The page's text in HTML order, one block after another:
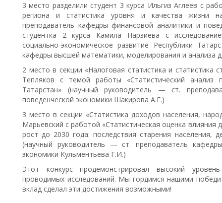
3 место разделили студент 3 курса Ильгиз Аглеев с
региона и статистика уровня и качества жизни
преподаватель кафедры финансовой аналитики и
студентка 2 курса Камила Нарзиева с
социально-экономическое развитие Республики
кафедры высшей математики, моделирования и анализа
2 место в секции «Налоговая статистика и статистика
Тепляков с темой работы «Статистический
Татарстан» (научный руководитель — ст.
поведенческой экономики Шакирова А.Г.)
3 место в секции «Статистика доходов населения,
Марьевский с работой «Статистическая оценка влияния
рост до 2030 года: последствия старения населения,
(научный руководитель — ст. преподаватель
экономики Кульментьева Г.И.)
Этот конкурс продемонстрировал высокий
проводимых исследований. Мы гордимся нашими
вклад сделал эти достижения возможными!